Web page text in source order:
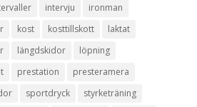
intervju
ironman
kost kosttillskott
laktat
längdskidor
löpning
prestation
presteramera
sportdryck
styrketräning